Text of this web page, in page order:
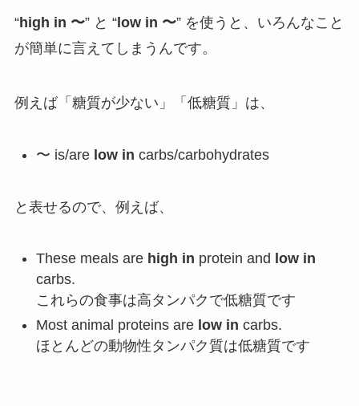
“high in 〜” と “low in 〜” を使うと、いろんなこと
が簡単に言えてしまうんです。
例えば「糖質が少ない」「低糖質」は、
〜 is/are low in carbs/carbohydrates
と表せるので、例えば、
These meals are high in protein and low in
carbs.
これらの食事は高タンパクで低糖質です
Most animal proteins are low in carbs.
ほとんどの動物性タンパク質は低糖質です